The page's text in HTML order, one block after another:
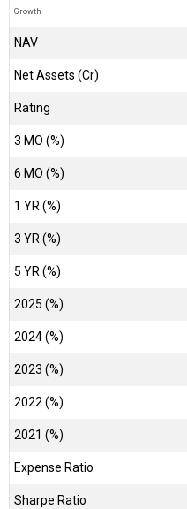
Growth
NAV
Net Assets (Cr)
Rating
3 MO (%)
6 MO (%)
1 YR (%)
3 YR (%)
5 YR (%)
2025 (%)
2024 (%)
2023 (%)
2022 (%)
2021 (%)
Expense Ratio
Sharpe Ratio